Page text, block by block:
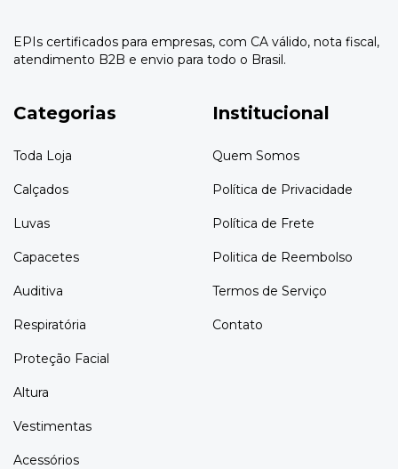
EPIs certificados para empresas, com CA válido, nota fiscal,
atendimento B2B e envio para todo o Brasil.
Categorias
Toda Loja
Calçados
Luvas
Capacetes
Auditiva
Respiratória
Proteção Facial
Altura
Vestimentas
Acessórios
Institucional
Quem Somos
Política de Privacidade
Política de Frete
Politica de Reembolso
Termos de Serviço
Contato